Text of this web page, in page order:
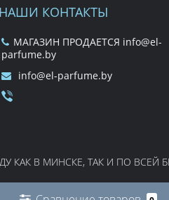
НАШИ КОНТАКТЫ
МАГАЗИН ПРОДАЕТСЯ info@el-
parfume.by
info@el-parfume.by
В МИНСКЕ, ТАК И ПО ВСЕЙ